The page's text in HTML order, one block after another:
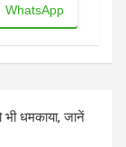
WhatsApp
भी धमकाया, जानें